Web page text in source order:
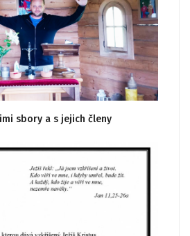
sbory a s jejich členy